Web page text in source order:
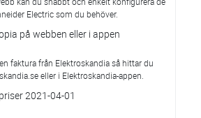
Electric som du behöver.
på webben eller i appen
faktura från Elektroskandia så hittar du
eller i Elektro­skandia-appen.
2021-04-01